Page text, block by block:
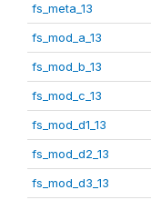
fs_meta_13
fs_mod_a_13
fs_mod_b_13
fs_mod_c_13
fs_mod_d1_13
fs_mod_d2_13
fs_mod_d3_13